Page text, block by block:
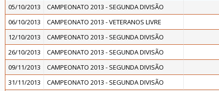
05/10/2013
CAMPEONATO 2013 - SEGUNDA DIVISÃO
06/10/2013
CAMPEONATO 2013 - VETERANOS LIVRE
12/10/2013
CAMPEONATO 2013 - SEGUNDA DIVISÃO
26/10/2013
CAMPEONATO 2013 - SEGUNDA DIVISÃO
09/11/2013
CAMPEONATO 2013 - SEGUNDA DIVISÃO
31/11/2013
CAMPEONATO 2013 - SEGUNDA DIVISÃO